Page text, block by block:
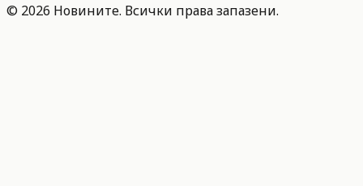
© 2026 Новините. Всички права запазени.